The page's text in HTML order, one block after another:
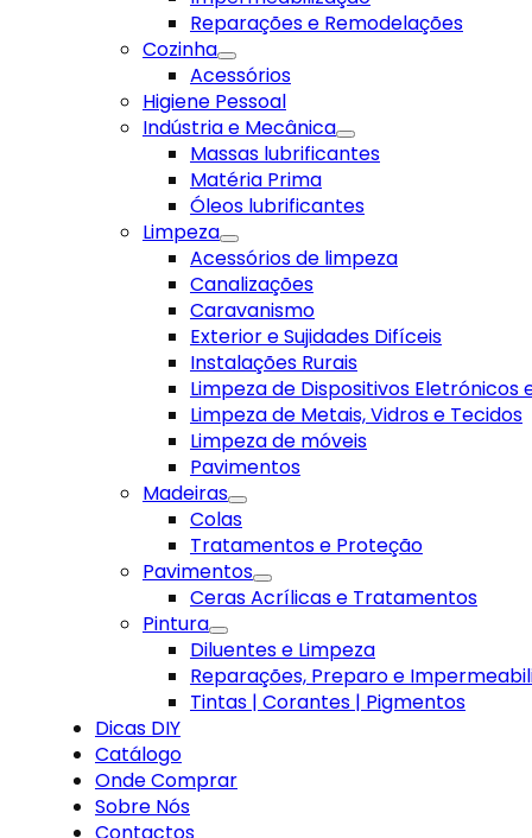
Reparações e Remodelações
Cozinha
Acessórios
Higiene Pessoal
Indústria e Mecânica
Massas lubrificantes
Matéria Prima
Óleos lubrificantes
Limpeza
Acessórios de limpeza
Canalizações
Caravanismo
Exterior e Sujidades Difíceis
Instalações Rurais
Limpeza de Dispositivos
Limpeza de Metais, Vidros e Tecidos
Limpeza de móveis
Pavimentos
Madeiras
Colas
Tratamentos e Proteção
Pavimentos
Ceras Acrílicas e Tratamentos
Pintura
Diluentes e Limpeza
Reparações, Preparo e
Tintas | Corantes | Pigmentos
Dicas DIY
Catálogo
Onde Comprar
Sobre Nós